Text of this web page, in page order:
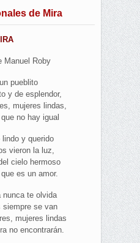
de Mira
Manuel Roby
pueblito
y de esplendor,
mujeres lindas,
no hay igual
lindo y querido
vieron la luz,
cielo hermoso
es un amor.
nunca te olvida
siempre se van
mujeres lindas
no encontrarán.